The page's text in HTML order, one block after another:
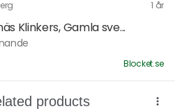
1 år
Klinkers, Gamla sve...
Blocket.se